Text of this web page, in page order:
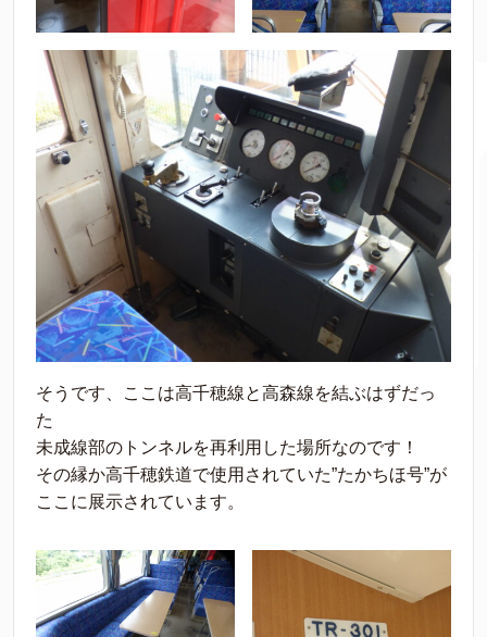
そうです、ここは高千穂線と高森線を結ぶはずだっ
た
未成線部のトンネルを再利用した場所なのです！
その縁か高千穂鉄道で使用されていた”たかちほ号”が
ここに展示されています。